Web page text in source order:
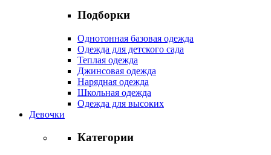
Подборки
Однотонная базовая одежда
Одежда для детского сада
Теплая одежда
Джинсовая одежда
Нарядная одежда
Школьная одежда
Одежда для высоких
Девочки
Категории